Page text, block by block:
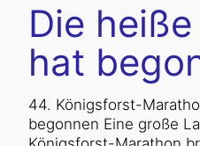
Die
hat
44. Königsforst-
begonnen Eine große